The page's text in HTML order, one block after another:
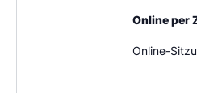
Online per
Online-